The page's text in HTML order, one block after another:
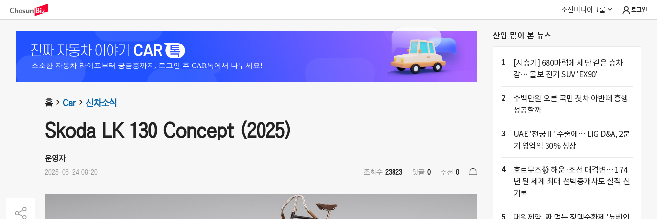
조선미디어그룹 로그인
소소한 자동차 라이프부터 궁금증까지, 로그인 후 CAR톡에서 나누세요!
홈 Car 신차소식
Skoda LK 130 Concept (2025)
운영자
2025-06-24 08:20 조회수 23823 댓글 0 추천 0
산업 많이 본 뉴스